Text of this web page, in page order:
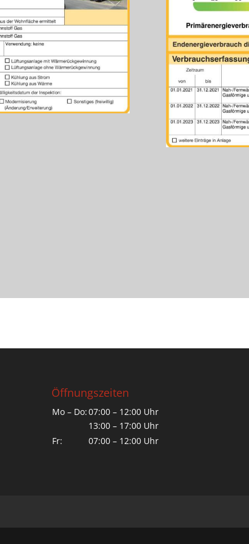
Öffnungszeiten
Mo – Do:07:00 – 12:00 Uhr
13:00 – 17:00 Uhr
Fr:
07:00 – 12:00 Uhr